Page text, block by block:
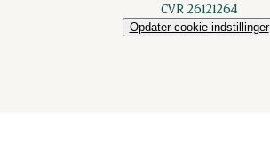
CVR 26121264
Opdater cookie-indstillinger